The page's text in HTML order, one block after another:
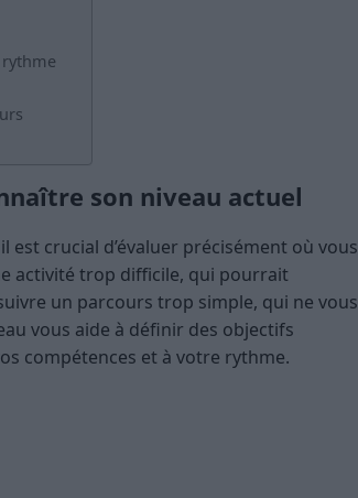
son niveau actuel
crucial d’évaluer précisément où vous
activité trop difficile, qui pourrait
un parcours trop simple, qui ne vous
vous aide à définir des objectifs
compétences et à votre rythme.